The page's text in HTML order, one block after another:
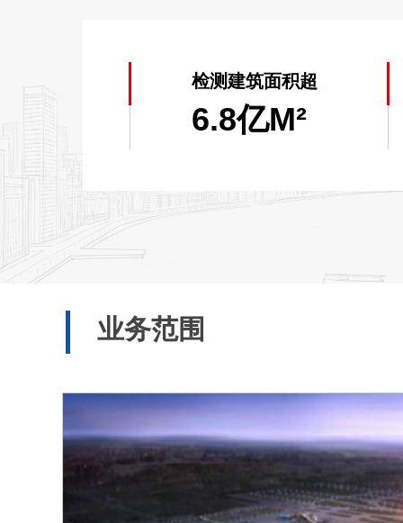
2012年至今连续获得《高
参编4项消防技术标准；
全国第一家应用创新大数
天河区消防安全评估成果
运用自主发明消防智能检
先地位；
受广东省住建厅委托主编
检测建筑面积超
6.8亿M²
业务范围